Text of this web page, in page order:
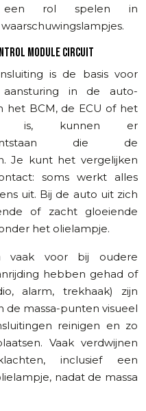
een rol spelen in
MODULE CIRCUIT
is de basis voor
in de auto-
het BCM, de ECU of het
is, kunnen er
ontstaan die de
Je kunt het vergelijken
soms werkt alles
uit. Bij de auto uit zich
of zacht gloeiende
het olielampje.
vaak voor bij oudere
hebben gehad of
alarm, trekhaak) zijn
massa-punten visueel
reinigen en zo
Vaak verdwijnen
inclusief een
nadat de massa